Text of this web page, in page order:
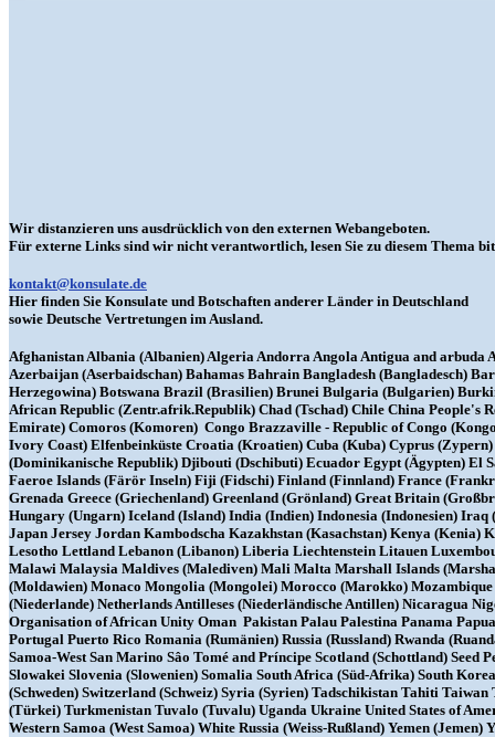
Wir distanzieren uns ausdrücklich von den externen Webangeboten.
Für externe Links sind wir nicht verantwortlich, lesen Sie zu diesem Thema
kontakt@konsulate.de
Hier finden Sie Konsulate und Botschaften anderer Länder in Deutschland
sowie Deutsche Vertretungen im Ausland.
Afghanistan Albania (Albanien) Algeria Andorra Angola Antigua and
Azerbaijan (Aserbaidschan) Bahamas Bahrain Bangladesh (Bangladesch)
Herzegowina) Botswana Brazil (Brasilien) Brunei Bulgaria (Bulgarien)
African Republic (Zentr.afrik.Republik) Chad (Tschad) Chile China People's
Emirate) Comoros (Komoren) Congo Brazzaville - Republic of Congo
Ivory Coast) Elfenbeinküste Croatia (Kroatien) Cuba (Kuba) Cyprus
(Dominikanische Republik) Djibouti (Dschibuti) Ecuador Egypt (Ägypten)
Faeroe Islands (Färör Inseln) Fiji (Fidschi) Finland (Finnland) France
Grenada Greece (Griechenland) Greenland (Grönland) Great Britain
Hungary (Ungarn) Iceland (Island) India (Indien) Indonesia (Indonesien)
Japan Jersey Jordan Kambodscha Kazakhstan (Kasachstan) Kenya
Lesotho Lettland Lebanon (Libanon) Liberia Liechtenstein Litauen
Malawi Malaysia Maldives (Malediven) Mali Malta Marshall Islands
(Moldawien) Monaco Mongolia (Mongolei) Morocco (Marokko)
(Niederlande) Netherlands Antilleses (Niederländische Antillen) Nicaragua
Organisation of African Unity Oman Pakistan Palau Palestina Panama
Portugal Puerto Rico Romania (Rumänien) Russia (Russland) Rwanda
Samoa-West San Marino Sâo Tomé and Príncipe Scotland (Schottland) Seed
Slowakei Slovenia (Slowenien) Somalia South Africa (Süd-Afrika) South
(Schweden) Switzerland (Schweiz) Syria (Syrien) Tadschikistan Tahiti
(Türkei) Turkmenistan Tuvalo (Tuvalu) Uganda Ukraine United States of
Western Samoa (West Samoa) White Russia (Weiss-Rußland) Yemen